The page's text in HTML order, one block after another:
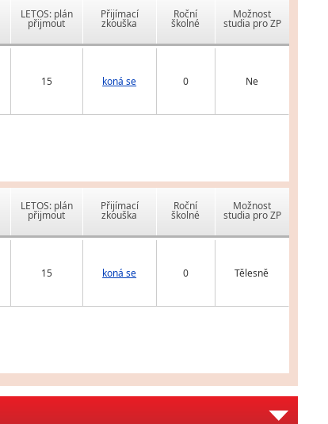
LETOS: plán
přijmout
Přijímací
zkouška
Roční
školné
Možnost
studia pro ZP
15 koná se 0 Ne
LETOS: plán
přijmout
Přijímací
zkouška
Roční
školné
Možnost
studia pro ZP
15 koná se 0 Tělesně